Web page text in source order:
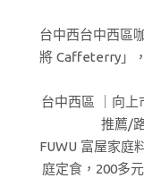
台中西台中西區
將 Caffeterry」
台中西區 ｜向上
推薦/
FUWU 富屋家庭
庭定食，200多